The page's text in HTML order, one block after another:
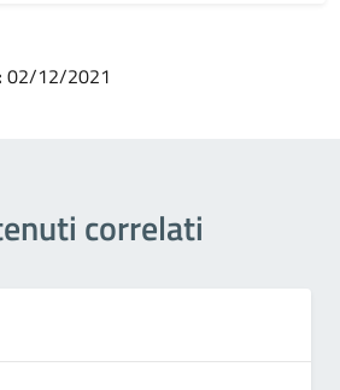
02/12/2021
correlati